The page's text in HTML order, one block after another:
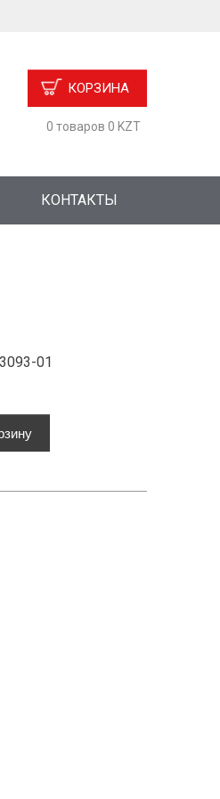
КОРЗИНА
0 товаров 0 KZT
КОНТАКТЫ
01